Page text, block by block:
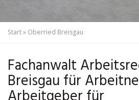
Start» Oberried Breisgau
Fachanwalt
Breisgau für